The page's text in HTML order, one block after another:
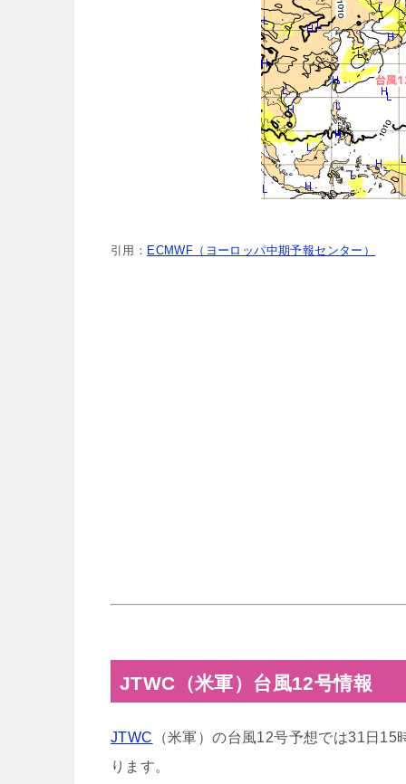
引用： ECMWF（ヨーロッパ中期予報センター）
JTWC（米軍）台風12号情報
JTWC （米軍）の台風12号予想では31日
ります。